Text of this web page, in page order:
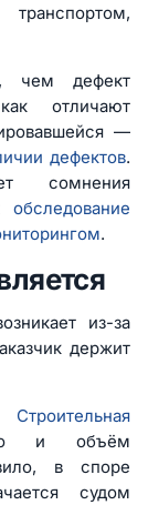
чем дефект
отличают
—
дефектов.
сомнения
обследование
.
из-за
держит
Строительная
и объём
в споре
судом